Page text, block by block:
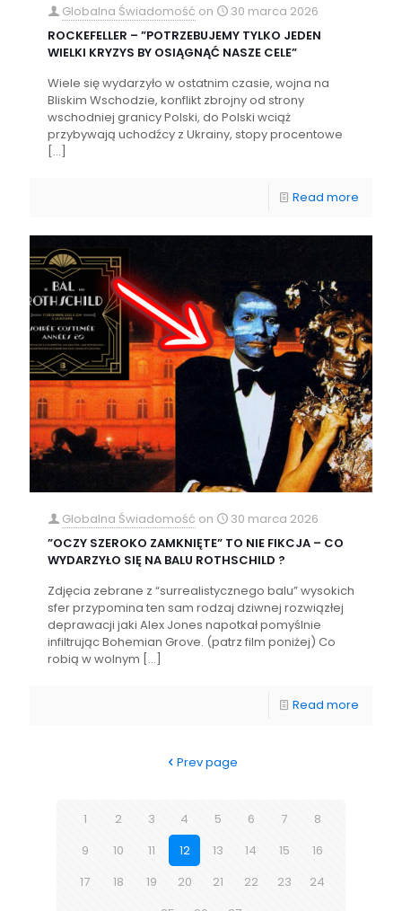
Globalna Świadomość on
30 marca 2026
ROCKEFELLER – ”POTRZEBUJEMY TYLKO JEDEN
WIELKI KRYZYS BY OSIĄGNĄĆ NASZE CELE”
Wiele się wydarzyło w ostatnim czasie, wojna na
Bliskim Wschodzie, konflikt zbrojny od strony
wschodniej granicy Polski, do Polski wciąż
przybywają uchodźcy z Ukrainy, stopy procentowe
[…]
Read more
Globalna Świadomość on
30 marca 2026
”OCZY SZEROKO ZAMKNIĘTE” TO NIE FIKCJA – CO
WYDARZYŁO SIĘ NA BALU ROTHSCHILD ?
Zdjęcia zebrane z “surrealistycznego balu” wysokich
sfer przypomina ten sam rodzaj dziwnej rozwiązłej
deprawacji jaki Alex Jones napotkał pomyślnie
infiltrując Bohemian Grove. (patrz film poniżej) Co
robią w wolnym […]
Read more
Prev page
1 2 3 4 5 6 7
8
9
10 11 12 13 14 15
16
17
18 19 20 21 22 23
24